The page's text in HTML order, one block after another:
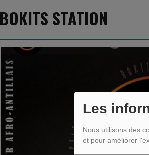
Les
Nous utilisons des
et pour améliorer
BOKITS STATION